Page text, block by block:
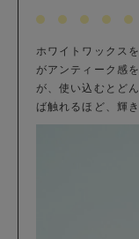
ホワイトワックス
がアンティーク感
が、使い込むとど
ば触れるほど、輝